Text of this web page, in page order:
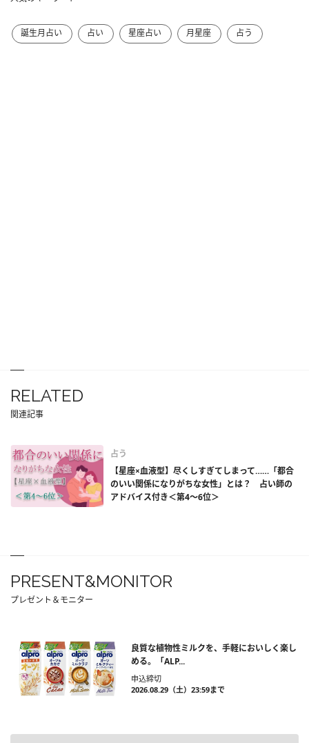
誕生月占い 占い 星座占い 月星座 占う
RELATED
関連記事
占う
【星座×血液型】尽くしすぎてしまって……「都合
のいい関係になりがちな女性」とは？ 占い師の
アドバイス付き＜第4～6位＞
PRESENT&MONITOR
プレゼント＆モニター
良質な植物性ミルクを、手軽においしく楽し
める。「ALP...
申込締切
2026.08.29（土）23:59まで